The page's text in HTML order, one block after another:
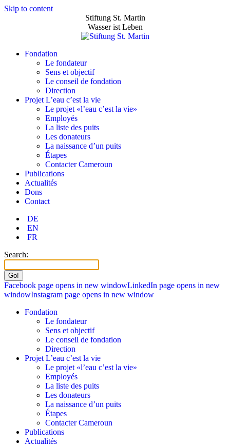
Skip to content
Stiftung St. Martin
Wasser ist Leben
Fondation
Le fondateur
Sens et objectif
Le conseil de fondation
Direction
Projet L’eau c’est la vie
Le projet «l’eau c’est la vie»
Employés
La liste des puits
Les donateurs
La naissance d’un puits
Étapes
Contacter Cameroun
Publications
Actualités
Dons
Contact
DE
EN
FR
Search:
Facebook page opens in new windowLinkedIn page opens in new
windowInstagram page opens in new window
Fondation
Le fondateur
Sens et objectif
Le conseil de fondation
Direction
Projet L’eau c’est la vie
Le projet «l’eau c’est la vie»
Employés
La liste des puits
Les donateurs
La naissance d’un puits
Étapes
Contacter Cameroun
Publications
Actualités